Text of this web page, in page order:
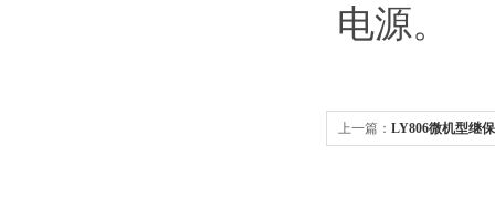
电源。
上一篇： LY806微机型继